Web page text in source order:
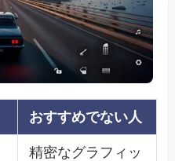
おすすめでない人
精密なグラフィッ